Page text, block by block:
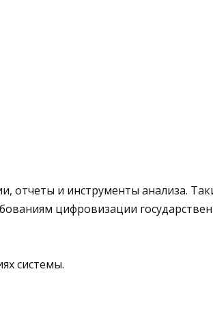
отчеты и инструменты анализа.
цифровизации
системы.